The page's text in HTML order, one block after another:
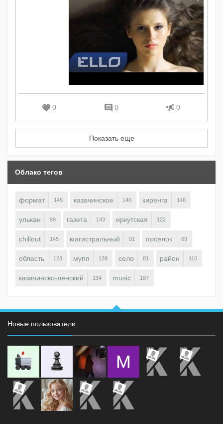
0 0 0
Показать еще
Облако тегов
формат 145 казачинское 140 киренга 146
улькан 89 газета 143 иркутская 122
chillout 145 магистральный 91 поселок 69
область 123 мупп 139 село 81 район 116
казачинско-ленский 134 music 187
Новые пользователи